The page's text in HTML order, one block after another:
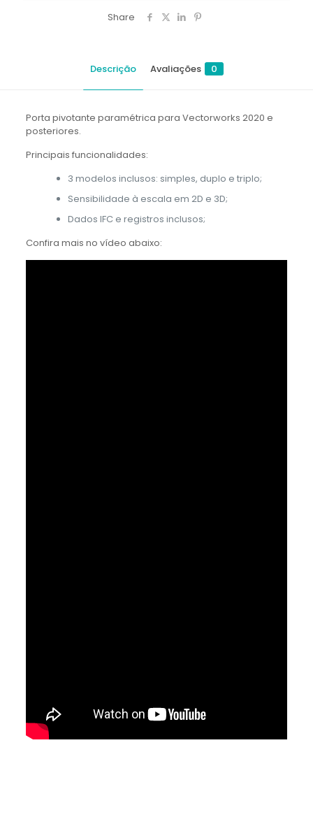
Share
Descrição Avaliações 0
Porta pivotante paramétrica para Vectorworks 2020 e
posteriores.
Principais funcionalidades:
3 modelos inclusos: simples, duplo e triplo;
Sensibilidade à escala em 2D e 3D;
Dados IFC e registros inclusos;
Confira mais no vídeo abaixo: